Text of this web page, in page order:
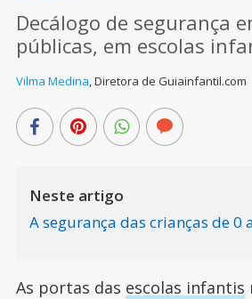
Decálogo de segurança
públicas, em escolas
Vilma Medina,Diretora de Guiainfantil.com
Neste artigo
A segurança das crianças de 0
As portas das escolas infantis